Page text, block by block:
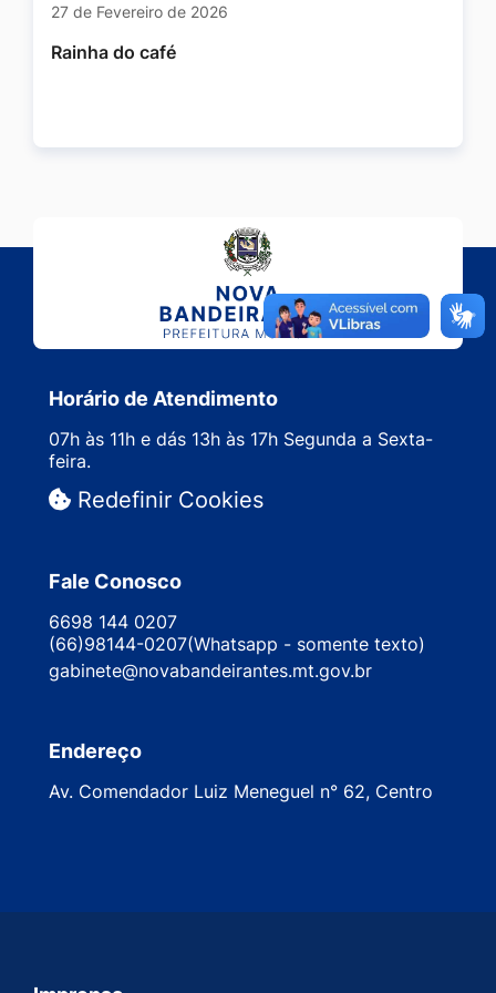
27 de Fevereiro de 2026
Rainha do café
Horário de Atendimento
07h às 11h e dás 13h às 17h Segunda a Sexta-
feira.
Redefinir Cookies
Fale Conosco
6698 144 0207
(66)98144-0207(Whatsapp - somente texto)
gabinete@novabandeirantes.mt.gov.br
Endereço
Av. Comendador Luiz Meneguel n° 62, Centro